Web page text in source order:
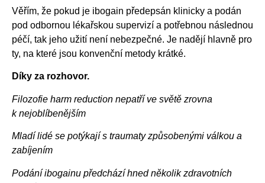
Věřím, že pokud je ibogain předepsán klinicky a podán
pod odbornou lékařskou supervizí a potřebnou následnou
péčí, tak jeho užití není nebezpečné. Je nadějí hlavně pro
ty, na které jsou konvenční metody krátké.
Díky za rozhovor.
Filozofie harm reduction nepatří ve světě zrovna
k nejoblíbenějším
Mladí lidé se potýkají s traumaty způsobenými válkou a
zabíjením
Podání ibogainu předchází hned několik zdravotních